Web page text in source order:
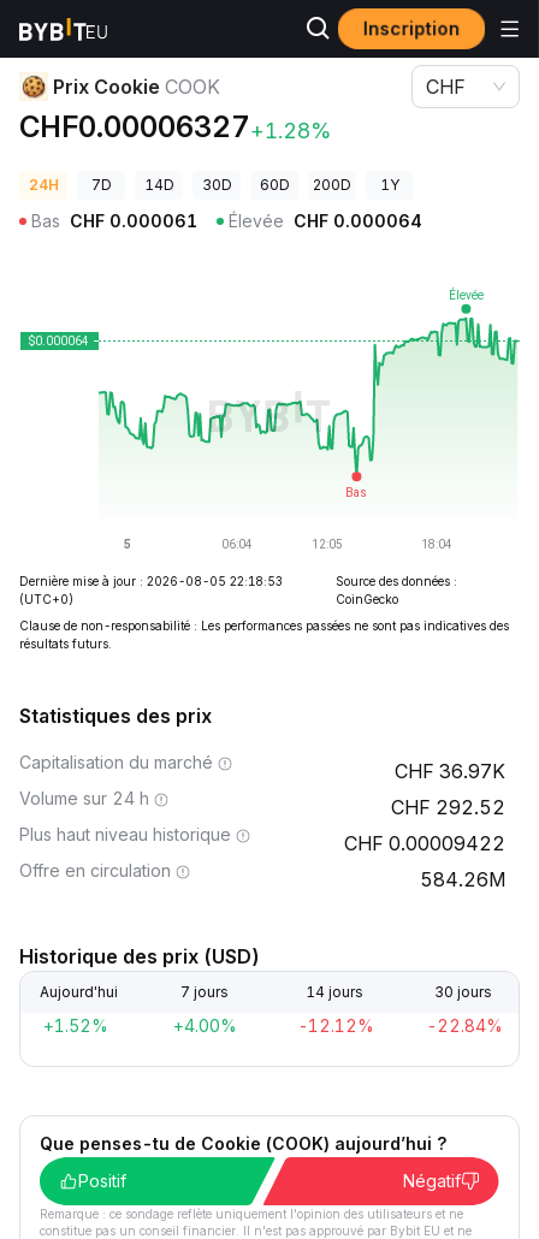
Inscription
Prix des cryptos
Prix Cookie COOK
CHF0.00006327+1.28%
CHF
24H 7D 14D 30D 60D 200D 1Y
Bas CHF 0.000061 Élevée CHF 0.000064
Dernière mise à jour : 2026-08-05 22:18:53
(UTC+0)
Source des données :
CoinGecko
Clause de non-responsabilité : Les performances passées ne sont pas indicatives des
résultats futurs.
Statistiques des prix
Capitalisation du marché 36.97K
Volume sur 24 h 292.52
Plus haut niveau historique 0.00009422
Offre en circulation 584.26M
Historique des prix (USD)
Aujourd'hui 7 jours 14 jours 30 jours
+1.52% +4.00% -12.12% -22.84%
Que penses-tu de Cookie (COOK) aujourd’hui ?
Positif
Négatif
Remarque : ce sondage reflète uniquement l'opinion des utilisateurs et ne
constitue pas un conseil financier. Il n'est pas approuvé par Bybit EU et ne